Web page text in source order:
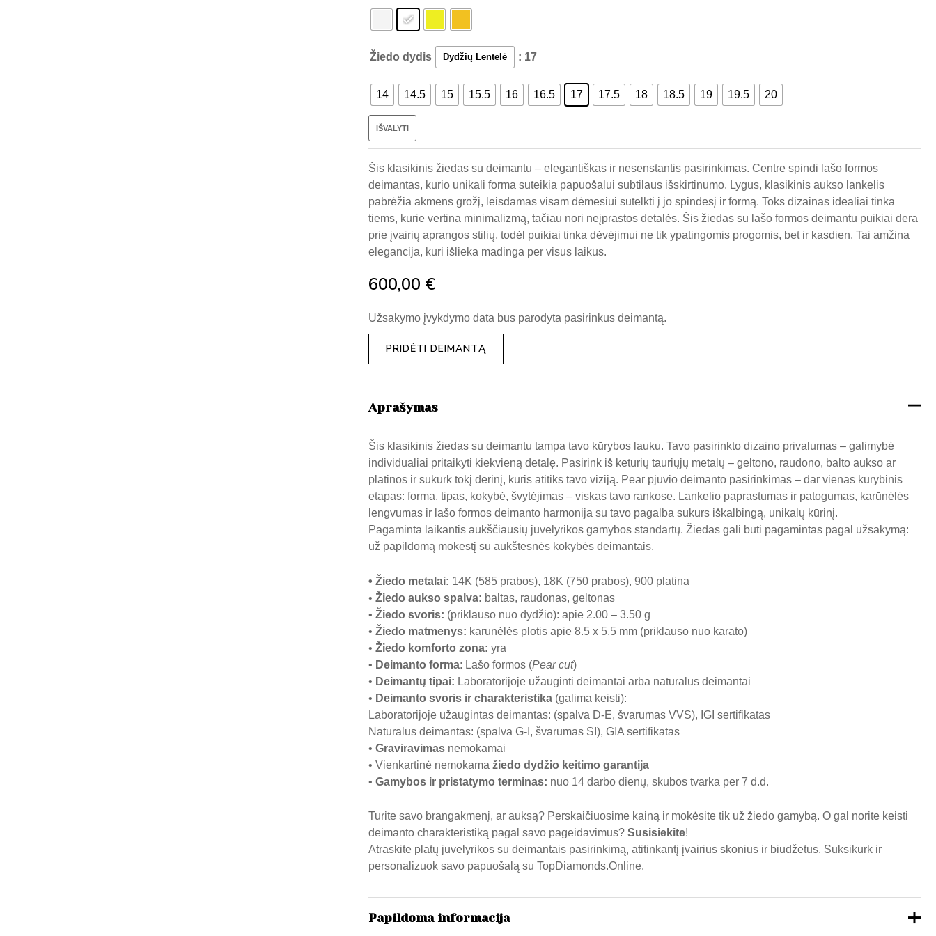
Žiedo dydis Dydžių Lentelė : 17
14 14.5 15 15.5 16 16.5 17 17.5 18 18.5 19 19.5 20
IŠVALYTI
Šis klasikinis žiedas su deimantu – elegantiškas ir nesenstantis pasirinkimas. Centre spindi lašo formos
deimantas, kurio unikali forma suteikia papuošalui subtilaus išskirtinumo. Lygus, klasikinis aukso lankelis
pabrėžia akmens grožį, leisdamas visam dėmesiui sutelkti į jo spindesį ir formą. Toks dizainas idealiai tinka
tiems, kurie vertina minimalizmą, tačiau nori neįprastos detalės. Šis žiedas su lašo formos deimantu puikiai dera
prie įvairių aprangos stilių, todėl puikiai tinka dėvėjimui ne tik ypatingomis progomis, bet ir kasdien. Tai amžina
elegancija, kuri išlieka madinga per visus laikus.
600,00 €
Užsakymo įvykdymo data bus parodyta pasirinkus deimantą.
PRIDĖTI DEIMANTĄ
Aprašymas
Šis klasikinis žiedas su deimantu tampa tavo kūrybos lauku. Tavo pasirinkto dizaino privalumas – galimybė
individualiai pritaikyti kiekvieną detalę. Pasirink iš keturių tauriųjų metalų – geltono, raudono, balto aukso ar
platinos ir sukurk tokį derinį, kuris atitiks tavo viziją. Pear pjūvio deimanto pasirinkimas – dar vienas kūrybinis
etapas: forma, tipas, kokybė, švytėjimas – viskas tavo rankose. Lankelio paprastumas ir patogumas, karūnėlės
lengvumas ir lašo formos deimanto harmonija su tavo pagalba sukurs iškalbingą, unikalų kūrinį.
Pagaminta laikantis aukščiausių juvelyrikos gamybos standartų. Žiedas gali būti pagamintas pagal užsakymą:
už papildomą mokestį su aukštesnės kokybės deimantais.
• Žiedo metalai: 14K (585 prabos), 18K (750 prabos), 900 platina
• Žiedo aukso spalva: baltas, raudonas, geltonas
• Žiedo svoris: (priklauso nuo dydžio): apie 2.00 – 3.50 g
• Žiedo matmenys: karunėlės plotis apie 8.5 x 5.5 mm (priklauso nuo karato)
• Žiedo komforto zona: yra
• Deimanto forma: Lašo formos (Pear cut)
• Deimantų tipai: Laboratorijoje užauginti deimantai arba naturalūs deimantai
• Deimanto svoris ir charakteristika (galima keisti):
Laboratorijoje užaugintas deimantas: (spalva D-E, švarumas VVS), IGI sertifikatas
Natūralus deimantas: (spalva G-I, švarumas SI), GIA sertifikatas
• Graviravimas nemokamai
• Vienkartinė nemokama žiedo dydžio keitimo garantija
• Gamybos ir pristatymo terminas: nuo 14 darbo dienų, skubos tvarka per 7 d.d.
Turite savo brangakmenį, ar auksą? Perskaičiuosime kainą ir mokėsite tik už žiedo gamybą. O gal norite keisti
deimanto charakteristiką pagal savo pageidavimus? Susisiekite!
Atraskite platų juvelyrikos su deimantais pasirinkimą, atitinkantį įvairius skonius ir biudžetus. Suksikurk ir
personalizuok savo papuošalą su TopDiamonds.Online.
Papildoma informacija